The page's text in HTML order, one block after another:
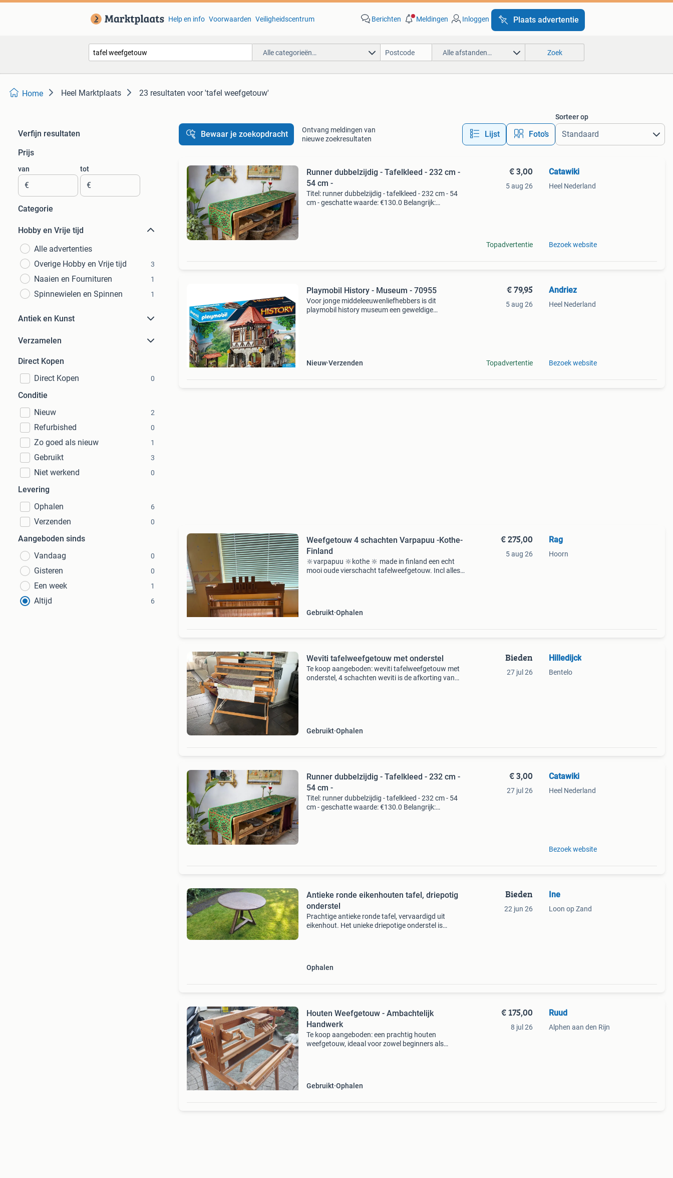
Help en info Voorwaarden Veiligheidscentrum Berichten Meldingen Inloggen Plaats advertentie
Alle categorieën… Alle afstanden… Zoek
Home Heel Marktplaats 23 resultaten voor 'tafel weefgetouw'
Verfijn resultaten
Prijs
van
€
tot
€
Categorie
Hobby en Vrije tijd
Alle advertenties
Overige Hobby en Vrije tijd
3
Naaien en Fournituren 1
Spinnewielen en Spinnen 1
Antiek en Kunst
Verzamelen
Direct Kopen
Direct Kopen
0
Conditie
Nieuw
2
Refurbished 0
Zo goed als nieuw 1
Gebruikt 3
Niet werkend 0
Levering
Ophalen
6
Verzenden 0
Aangeboden sinds
Vandaag
0
Gisteren 0
Een week 1
Altijd 6
Bewaar je zoekopdracht
Ontvang meldingen van
nieuwe zoekresultaten
Lijst Foto’s
Sorteer op
Runner dubbelzijdig - Tafelkleed - 232 cm -
54 cm -
Titel: runner dubbelzijdig - tafelkleed - 232 cm - 54
cm - geschatte waarde: €130.0 Belangrijk:
€ 3,00
5 aug 26
Topadvertentie
Catawiki
Heel Nederland
Bezoek website
Playmobil History - Museum - 70955
Voor jonge middeleeuwenliefhebbers is dit
playmobil history museum een geweldige
Nieuw Verzenden
€ 79,95
5 aug 26
Topadvertentie
Andriez
Heel Nederland
Bezoek website
Weefgetouw 4 schachten Varpapuu -Kothe-
Finland
🔆varpapuu 🔆kothe 🔆 made in finland een echt
mooi oude vierschacht tafelweefgetouw. Incl alles,
Gebruikt Ophalen
€ 275,00
5 aug 26
Rag
Hoorn
Weviti tafelweefgetouw met onderstel
Te koop aangeboden: weviti tafelweefgetouw met
onderstel, 4 schachten weviti is de afkorting van
Gebruikt Ophalen
Bieden
27 jul 26
Hilledijck
Bentelo
Runner dubbelzijdig - Tafelkleed - 232 cm -
54 cm -
Titel: runner dubbelzijdig - tafelkleed - 232 cm - 54
cm - geschatte waarde: €130.0 Belangrijk:
€ 3,00
27 jul 26
Catawiki
Heel Nederland
Bezoek website
Antieke ronde eikenhouten tafel, driepotig
onderstel
Prachtige antieke ronde tafel, vervaardigd uit
eikenhout. Het unieke driepotige onderstel is
Ophalen
Bieden
22 jun 26
Ine
Loon op Zand
Houten Weefgetouw - Ambachtelijk
Handwerk
Te koop aangeboden: een prachtig houten
weefgetouw, ideaal voor zowel beginners als
Gebruikt Ophalen
€ 175,00
8 jul 26
Ruud
Alphen aan den Rijn